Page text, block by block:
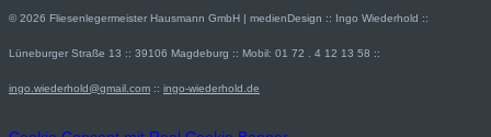
© 2026 Fliesenlegermeister Hausmann GmbH | medienDesign :: Ingo Wiederhold ::
Lüneburger Straße 13 :: 39106 Magdeburg :: Mobil: 01 72 . 4 12 13 58 ::
ingo.wiederhold@gmail.com :: ingo-wiederhold.de